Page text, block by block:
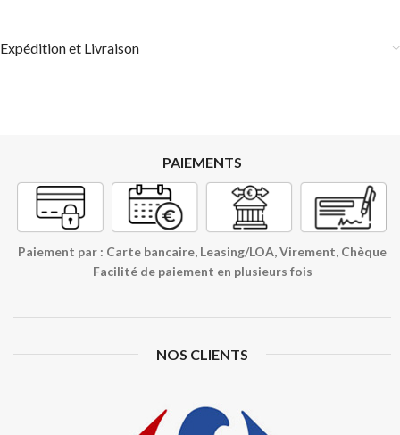
Expédition et Livraison
PAIEMENTS
Paiement par : Carte bancaire, Leasing/LOA, Virement, Chèque
Facilité de paiement en plusieurs fois
NOS CLIENTS